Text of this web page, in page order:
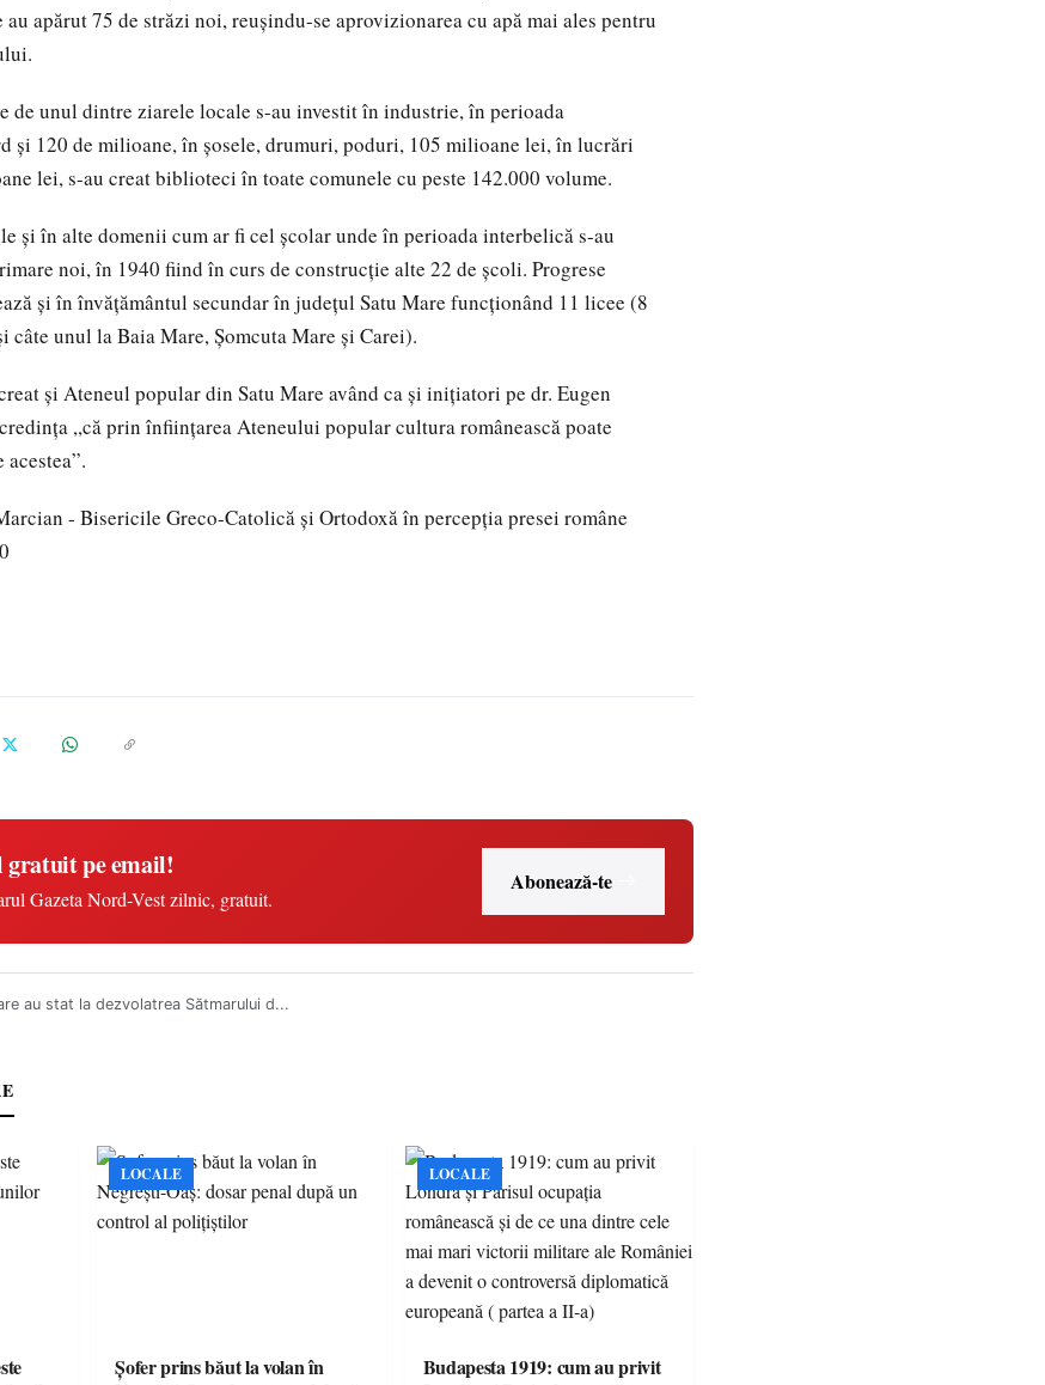
apărut 75 de străzi noi, reușindu-se aprovizionarea cu apă mai ales pentru
de unul dintre ziarele locale s-au investit în industrie, în perioada
și 120 de milioane, în șosele, drumuri, poduri, 105 milioane lei, în lucrări
lei, s-au creat biblioteci în toate comunele cu peste 142.000 volume.
şi în alte domenii cum ar fi cel şcolar unde în perioada interbelică s-au
noi, în 1940 fiind în curs de construcţie alte 22 de şcoli. Progrese
şi în învăţământul secundar în judeţul Satu Mare funcţionând 11 licee (8
câte unul la Baia Mare, Şomcuta Mare şi Carei).
şi Ateneul popular din Satu Mare având ca şi iniţiatori pe dr. Eugen
,,că prin înfiinţarea Ateneului popular cultura românească poate
- Bisericile Greco-Catolică şi Ortodoxă în percepţia presei române
pe email!
Gazeta Nord-Vest zilnic, gratuit.
Abonează-te
au stat la dezvolatrea Sătmarului d...
LOCALE
Șofer prins băut la volan în
LOCALE
Budapesta 1919: cum au privit